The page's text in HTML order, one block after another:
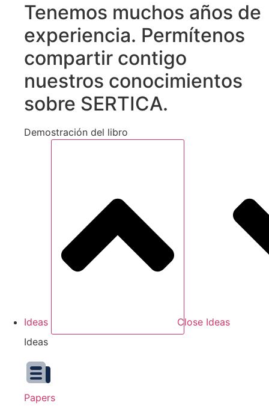
Tenemos muchos años de
experiencia. Permítenos
compartir contigo
nuestros conocimientos
sobre SERTICA.
Demostración del libro
Ideas
Close Ideas
Ideas
Papers